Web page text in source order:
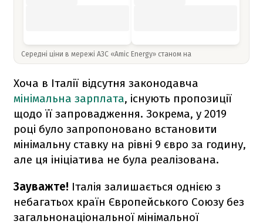
Середні ціни в мережі АЗС «Amic Energy» станом на
Хоча в Італії відсутня законодавча
мінімальна зарплата, існують пропозиції
щодо її запровадження. Зокрема, у 2019
році було запропоновано встановити
мінімальну ставку на рівні 9 євро за годину,
але ця ініціатива не була реалізована.
Зауважте! Італія залишається однією з
небагатьох країн Європейського Союзу без
загальнонаціональної мінімальної